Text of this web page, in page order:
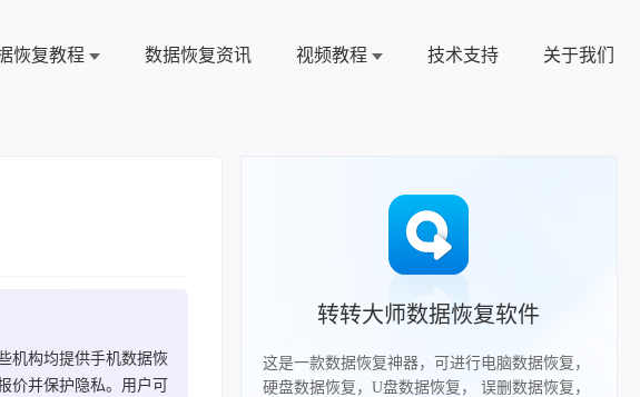
恢复教程 数据恢复资讯 视频教程 技术支持 关于我们
机构均提供手机数据恢
价并保护隐私。用户可
转转大师数据恢复软件
这是一款数据恢复神器，可进行电脑数据恢复，
硬盘数据恢复，U盘数据恢复， 误删数据恢复，